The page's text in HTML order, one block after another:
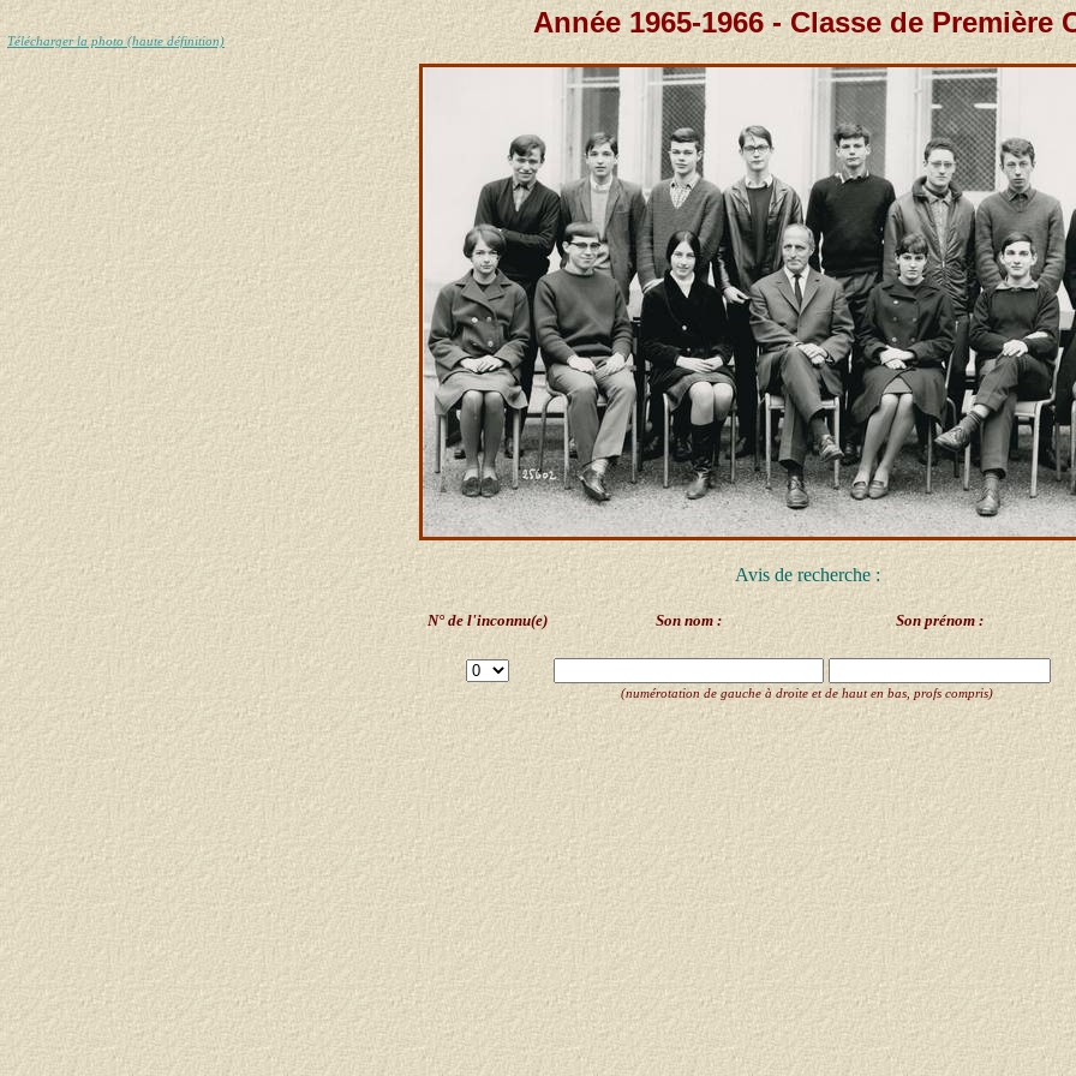
Télécharger la photo (haute définition)
Année 1965-1966 - Classe de Première
Avis de recherche :
N° de l'inconnu(e) Son nom : Son prénom :
(numérotation de gauche à droite et de haut en bas, profs compris)